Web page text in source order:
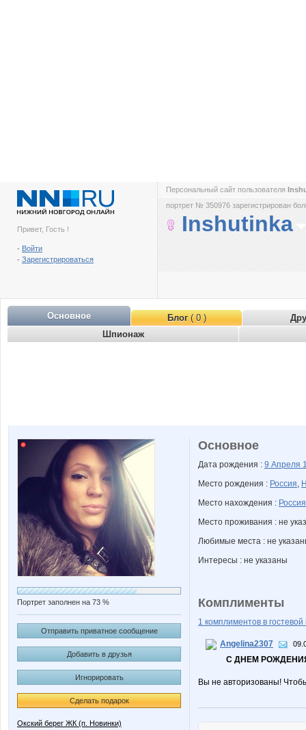
Привет, Гость !
- Войти
- Зарегистрироваться
Персональный сайт пользователя
портрет № 350976 зарегистрирован
Inshutinka
Основное Блог( 0 )
Шпионаж
Портрет заполнен на 73 %
Отправить приватное сообщение
Добавить в друзья
Игнорировать
Сделать подарок
Окский берег ЖК (п. Новинки)
Основное
Дата рождения : 9 Апреля
Место рождения : Россия,
Место нахождения : Россия
Место проживания : не
Любимые места : не
Интересы : не указаны
Комплименты
1 комплиментов в гостевой
Angelina2307
С ДНЕМ
Вы не авторизованы!